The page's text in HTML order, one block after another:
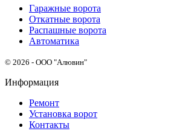
Гаражные ворота
Откатные ворота
Распашные ворота
Автоматика
© 2026 - ООО "Алювин"
Информация
Ремонт
Установка ворот
Контакты